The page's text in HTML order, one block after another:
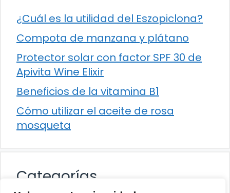
¿Cuál es la utilidad del Eszopiclona?
Compota de manzana y plátano
Protector solar con factor SPF 30 de
Apivita Wine Elixir
Beneficios de la vitamina B1
Cómo utilizar el aceite de rosa
mosqueta
Categorías